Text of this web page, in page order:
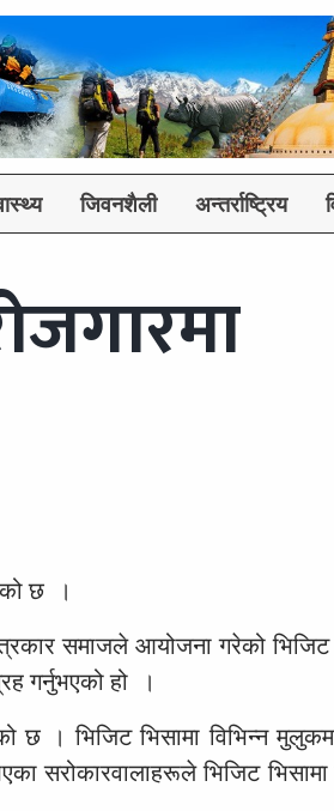
जिवनशैली अन्तर्राष्ट्रिय
छ ।
समाजले आयोजना गरेको भिजिट
गर्नुभएको हो ।
छ । भिजिट भिसामा विभिन्न
सरोकारवालाहरूले भिजिट